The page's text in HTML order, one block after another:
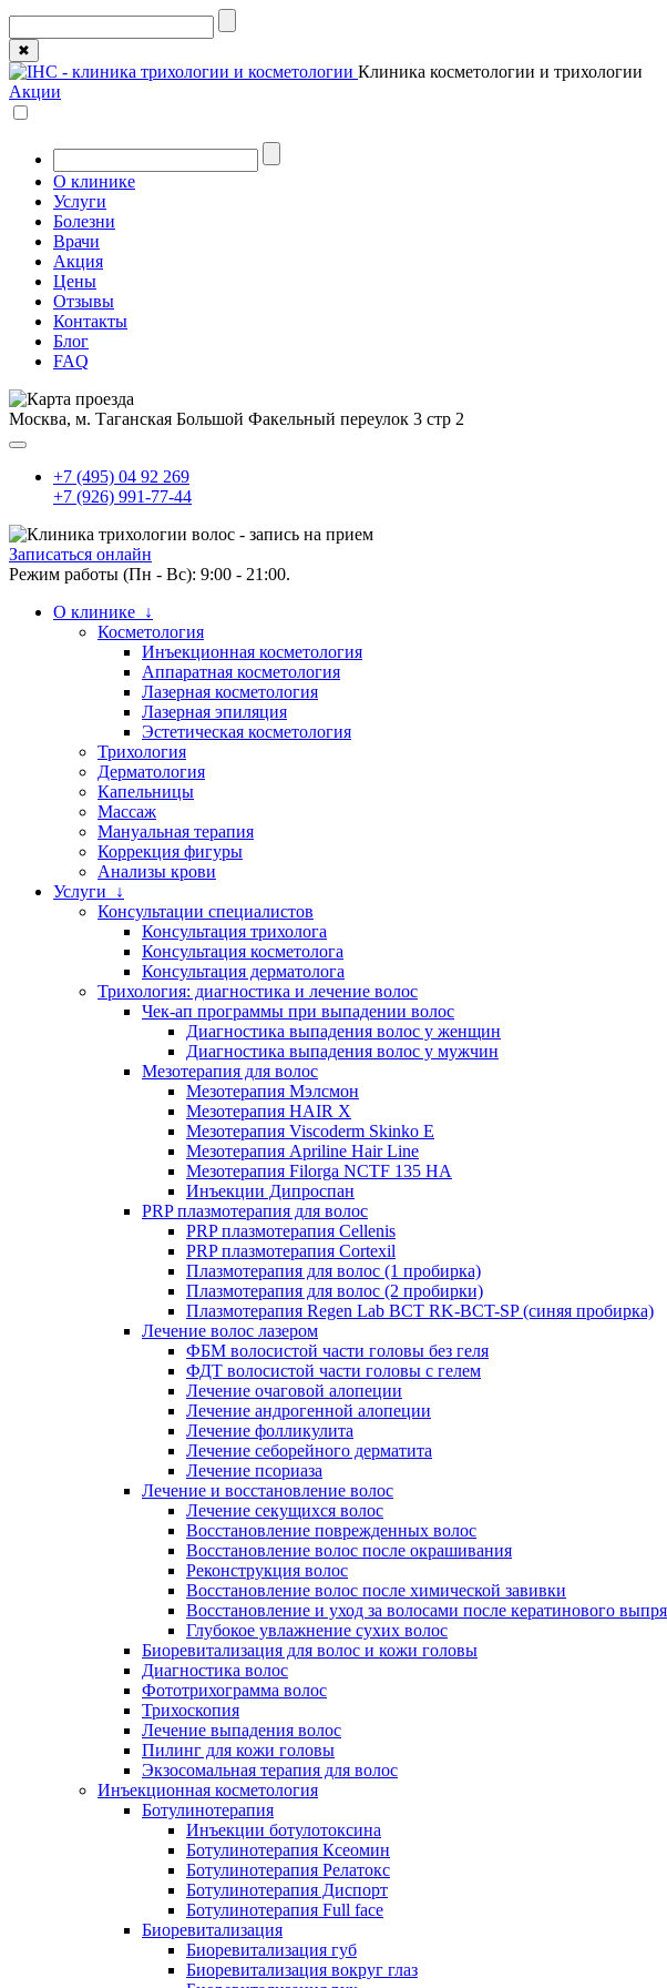
✖
Клиника косметологии и трихологии
Акции
О клинике
Услуги
Болезни
Врачи
Акция
Цены
Отзывы
Контакты
Блог
FAQ
Москва, м. Таганская Большой Факельный переулок 3 стр 2
+7 (495) 04 92 269
+7 (926) 991-77-44
Записаться онлайн
Режим работы (Пн - Вс): 9:00 - 21:00.
О клинике ↓
Косметология
Инъекционная косметология
Аппаратная косметология
Лазерная косметология
Лазерная эпиляция
Эстетическая косметология
Трихология
Дерматология
Капельницы
Массаж
Мануальная терапия
Коррекция фигуры
Анализы крови
Услуги ↓
Консультации специалистов
Консультация трихолога
Консультация косметолога
Консультация дерматолога
Трихология: диагностика и лечение волос
Чек-ап программы при выпадении волос
Диагностика выпадения волос у женщин
Диагностика выпадения волос у мужчин
Мезотерапия для волос
Мезотерапия Мэлсмон
Мезотерапия HAIR X
Мезотерапия Viscoderm Skinko E
Мезотерапия Apriline Hair Line
Мезотерапия Filorga NCTF 135 HA
Инъекции Дипроспан
PRP плазмотерапия для волос
PRP плазмотерапия Cellenis
PRP плазмотерапия Cortexil
Плазмотерапия для волос (1 пробирка)
Плазмотерапия для волос (2 пробирки)
Плазмотерапия Regen Lab BCT RK-BCT-SP (синяя пробирка)
Лечение волос лазером
ФБМ волосистой части головы без геля
ФДТ волосистой части головы с гелем
Лечение очаговой алопеции
Лечение андрогенной алопеции
Лечение фолликулита
Лечение себорейного дерматита
Лечение псориаза
Лечение и восстановление волос
Лечение секущихся волос
Восстановление поврежденных волос
Восстановление волос после окрашивания
Реконструкция волос
Восстановление волос после химической завивки
Восстановление и уход за волосами после кератинового
Глубокое увлажнение сухих волос
Биоревитализация для волос и кожи головы
Диагностика волос
Фототрихограмма волос
Трихоскопия
Лечение выпадения волос
Пилинг для кожи головы
Экзосомальная терапия для волос
Инъекционная косметология
Ботулинотерапия
Инъекции ботулотоксина
Ботулинотерапия Ксеомин
Ботулинотерапия Релатокс
Ботулинотерапия Диспорт
Ботулинотерапия Full face
Биоревитализация
Биоревитализация губ
Биоревитализация вокруг глаз